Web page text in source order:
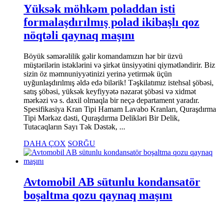
Yüksək möhkəm poladdan isti
formalaşdırılmış polad ikibaşlı qoz
nöqtəli qaynaq maşını
Böyük səmərəlilik gəlir komandamızın hər bir üzvü
müştərilərin istəklərini və şirkət ünsiyyətini qiymətləndirir. Biz
sizin öz məmnuniyyətinizi yerinə yetirmək üçün
uyğunlaşdırılmış əldə edə bilərik! Təşkilatımız istehsal şöbəsi,
satış şöbəsi, yüksək keyfiyyətə nəzarət şöbəsi və xidmət
mərkəzi və s. daxil olmaqla bir neçə departament yaradır.
Spesifikasiya Kran Tipi Hamam Lavabo Kranları, Quraşdırma
Tipi Mərkəz dəsti, Quraşdırma Delikləri Bir Delik,
Tutacaqların Sayı Tək Dəstək, ...
DAHA ÇOX SORĞU
Avtomobil AB sütunlu kondansatör
boşaltma qozu qaynaq maşını